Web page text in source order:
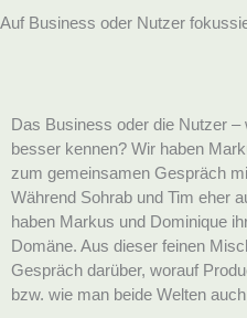
Auf Business oder Nutzer
Das Business oder die Nutzer
besser kennen? Wir haben
zum gemeinsamen Gespräch
Während Sohrab und Tim eher
haben Markus und Dominique
Domäne. Aus dieser feinen
Gespräch darüber, worauf
bzw. wie man beide Welten